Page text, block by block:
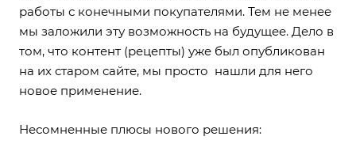
работы с конечными покупателями. Тем не менее
мы заложили эту возможность на будущее. Дело в
том, что контент (рецепты) уже был опубликован
на их старом сайте, мы просто нашли для него
новое применение.
Несомненные плюсы нового решения: